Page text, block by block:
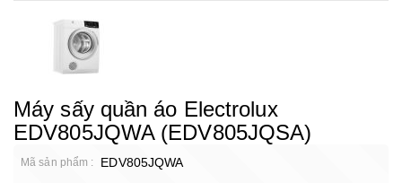
Máy sấy quần áo Electrolux
EDV805JQWA (EDV805JQSA)
Mã sản phẩm : EDV805JQWA